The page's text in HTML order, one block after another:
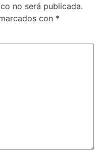
no será publicada.
con *